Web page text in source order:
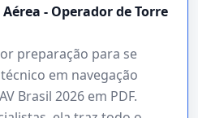
- Operador de Torre
preparação para se
em navegação
Brasil 2026 em PDF.